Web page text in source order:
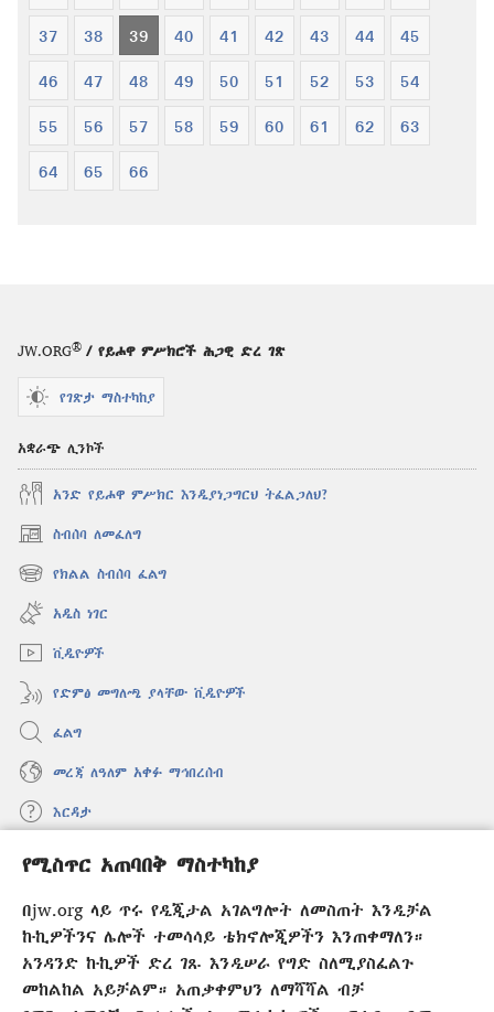
የሚስጥር አጠባበቅ ማስተካከያ
በjw.org ላይ ጥሩ የዲጂታል አገልግሎት ለመስጠት እንዲቻል
ኩኪዎችንና ሌሎች ተመሳሳይ ቴክኖሎጂዎችን እንጠቀማለን።
አንዳንድ ኩኪዎች ድረ ገጹ እንዲሠራ የግድ ስለሚያስፈልጉ
መከልከል አይቻልም። አጠቃቀምህን ለማሻሻል ብቻ
37 38 39 40 41 42 43 44 45
46 47 48 49 50 51 52 53 54
55 56 57 58 59 60 61 62 63
64 65 66
JW.ORG® / የይሖዋ ምሥክሮች ሕጋዊ ድረ ገጽ
የገጽታ ማስተካከያ
አቋራጭ ሊንኮች
አንድ የይሖዋ ምሥክር እንዲያነጋግርህ ትፈልጋለህ?
ስብሰባ ለመፈለግ
(አዲስ
ዊንዶው
ክፈት)
የክልል ስብሰባ ፈልግ
(አዲስ
ዊንዶው
ክፈት)
አዲስ ነገር
ቪዲዮዎች
የድምፅ መግለጫ ያላቸው ቪዲዮዎች
ፈልግ
መረጃ ለዓለም አቀፉ ማኅበረሰብ
እርዳታ
መዋጮዎች
(አዲስ
ክፈት)
የመጠበቂያ ግንብ የኢንተርኔት ቤተ መጻሕፍት
(አዲስ
ዊንዶው
®
(አዲስ
ዊንዶው